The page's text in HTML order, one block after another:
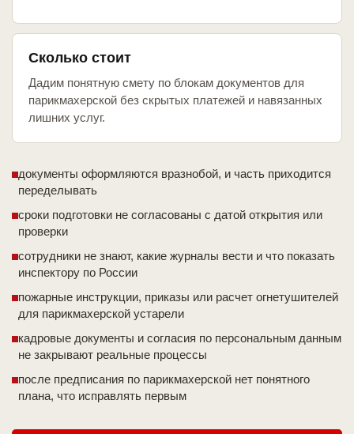
Сколько стоит
Дадим понятную смету по блокам документов для
парикмахерской без скрытых платежей и навязанных
лишних услуг.
документы оформляются вразнобой, и часть приходится
переделывать
сроки подготовки не согласованы с датой открытия или
проверки
сотрудники не знают, какие журналы вести и что показать
инспектору по России
пожарные инструкции, приказы или расчет огнетушителей
для парикмахерской устарели
кадровые документы и согласия по персональным данным
не закрывают реальные процессы
после предписания по парикмахерской нет понятного
плана, что исправлять первым